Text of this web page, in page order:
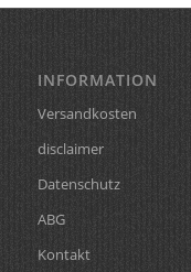
INFORMATION
Versandkosten
disclaimer
Datenschutz
ABG
Kontakt